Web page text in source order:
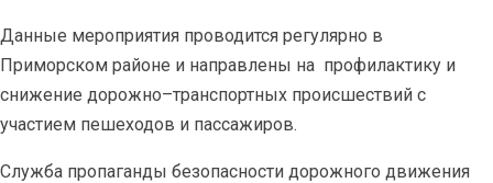
Данные мероприятия проводится регулярно в
Приморском районе и направлены на профилактику и
снижение дорожно–транспортных происшествий с
участием пешеходов и пассажиров.
Служба пропаганды безопасности дорожного движения